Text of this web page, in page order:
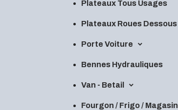
Plateaux Tous Usages
Plateaux Roues Dessous
Porte Voiture
Bennes Hydrauliques
Van - Betail
Fourgon / Frigo / Magasin